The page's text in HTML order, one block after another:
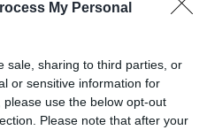
My Personal
sale, sharing to third parties, or
or sensitive information for
use the below opt-out
Please note that after your
heti hányszor szeretkeznek.
lenni, de hogy ha meg van a
mondtam
a számításait Csenge.